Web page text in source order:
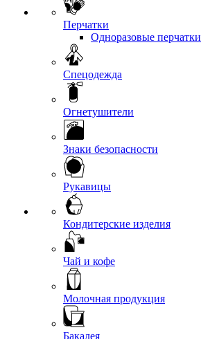
Перчатки
Одноразовые перчатки
Спецодежда
Огнетушители
Знаки безопасности
Рукавицы
Кондитерские изделия
Чай и кофе
Молочная продукция
Бакалея